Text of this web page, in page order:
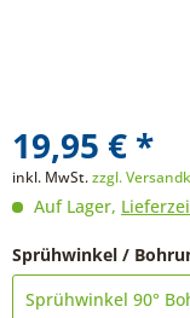
19,95 € *
inkl. MwSt.zzgl.
Auf Lager,
Sprühwinkel /